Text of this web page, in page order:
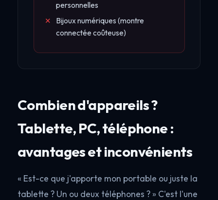
personnelles
Bijoux numériques (montre
connectée coûteuse)
Combien d'appareils ?
Tablette, PC, téléphone :
avantages et inconvénients
« Est-ce que j'apporte mon portable ou juste la
tablette ? Un ou deux téléphones ? » C'est l'une